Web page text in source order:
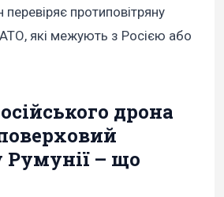
протиповітряну
які межують з Росією або
дрона
Румунії – що